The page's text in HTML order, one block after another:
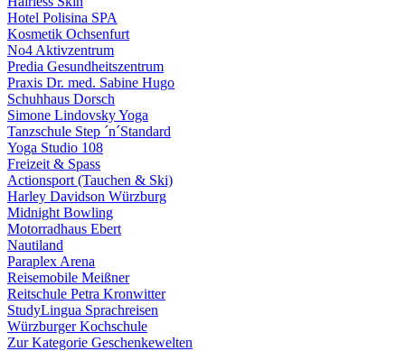
Hotel Polisina SPA
Kosmetik Ochsenfurt
No4 Aktivzentrum
Predia Gesundheitszentrum
Praxis Dr. med. Sabine Hugo
Schuhhaus Dorsch
Simone Lindovsky Yoga
Tanzschule Step ´n´Standard
Yoga Studio 108
Freizeit & Spass
Actionsport (Tauchen & Ski)
Harley Davidson Würzburg
Midnight Bowling
Motorradhaus Ebert
Nautiland
Paraplex Arena
Reisemobile Meißner
Reitschule Petra Kronwitter
StudyLingua Sprachreisen
Würzburger Kochschule
Zur Kategorie Geschenkewelten